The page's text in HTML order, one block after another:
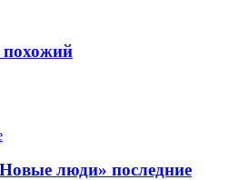
похожий
люди» последние